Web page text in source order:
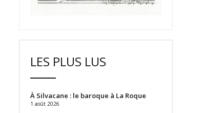
LES PLUS LUS
À Silvacane : le baroque à La Roque
1 août 2026